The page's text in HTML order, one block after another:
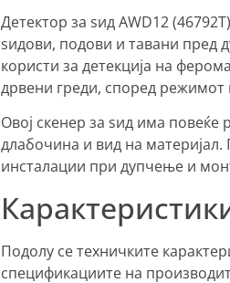
Детектор за ѕид AWD12
ѕидови, подови и тавани пред
користи за детекција на
дрвени греди, според режимот
Овој скенер за ѕид има
длабочина и вид на
инсталации при дупчење и
Подолу се техничките
спецификациите на